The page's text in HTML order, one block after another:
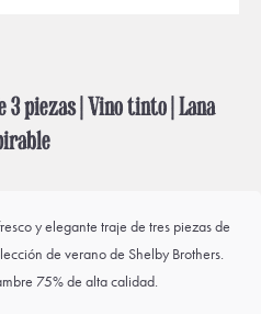
piezas | Vino tinto | Lana
y elegante traje de tres piezas de
de verano de Shelby Brothers.
75% de alta calidad.